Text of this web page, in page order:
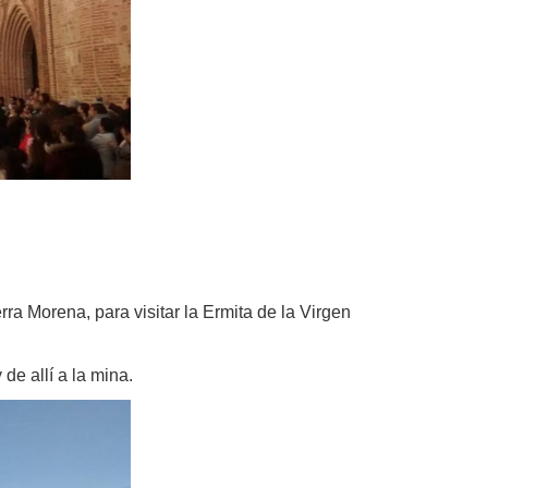
Morena, para visitar la Ermita de la Virgen
de allí a la mina.